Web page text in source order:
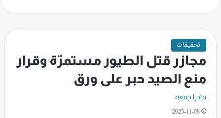
تحقيقات
مجازر قتل الطيور مستمرّة وقرار
منع الصيد حبر على ورق
فاديا جمعة
2025-11-08